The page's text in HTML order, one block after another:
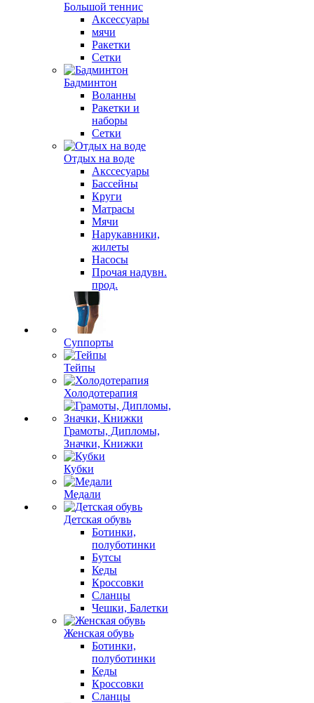
Большой теннис
Аксессуары
мячи
Ракетки
Сетки
Бадминтон
Воланны
Ракетки и
наборы
Сетки
Отдых на воде
Акссесуары
Бассейны
Круги
Матрасы
Мячи
Нарукавники,
жилеты
Насосы
Прочая надувн.
прод.
Суппорты
Тейпы
Холодотерапия
Грамоты, Дипломы,
Значки, Книжки
Кубки
Медали
Детская обувь
Ботинки,
полуботинки
Бутсы
Кеды
Кроссовки
Сланцы
Чешки, Балетки
Женская обувь
Ботинки,
полуботинки
Кеды
Кроссовки
Сланцы